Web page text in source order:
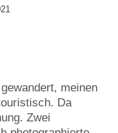
meinen
Da
Zwei